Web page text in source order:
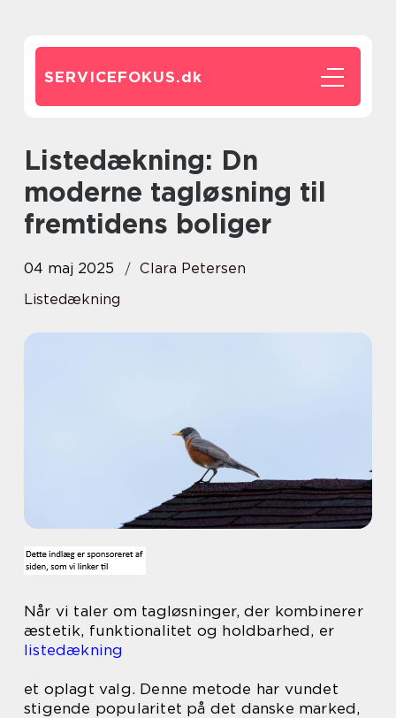
SERVICEFOKUS.dk
Listedækning: Dn
moderne tagløsning til
fremtidens boliger
04 maj 2025
Clara Petersen
Listedækning
Når vi taler om tagløsninger, der kombinerer
æstetik, funktionalitet og holdbarhed, er
listedækning
et oplagt valg. Denne metode har vundet
stigende popularitet på det danske marked,